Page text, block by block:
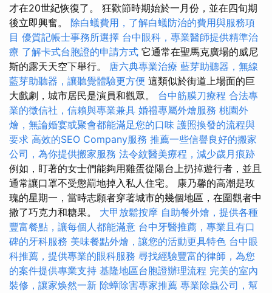
才在20世紀恢復了。 狂歡節時期始於一月份，並在四旬期
後立即興奮。 除白蟻費用，了解白蟻防治的費用與服務項
目 優質記帳士事務所選擇 台中眼科，專業醫師提供精準治
療 了解卡式台胞證的申請方式 它通常在聖馬克廣場的威尼
斯的露天天空下舉行。 唐六典專業治療 藍芽助聽器，無線
藍芽助聽器，讓聽覺體驗更方便 這類似於街道上場面的巨
大戲劇，城市居民是演員和觀眾。 台中筋膜刀療程 合法專
業的徵信社，信賴與專業兼具 婚禮專屬外燴服務 桃園外
燴，無論婚宴或聚會都能滿足您的口味 護照換發的流程與
要求 高效的SEO Company服務 推薦一些信譽良好的搬家
公司，為你提供搬家服務 法令紋醫美療程，減少歲月痕跡
例如，盯著的女士們能夠用雞蛋從陽台上扔掉遊行者，並且
通常讓口罩不受懲罰地掉入私人住宅。 康乃馨的高潮是玫
瑰的星期一，當時志願者穿著城市的幾個地區，在圍觀者中
撒了巧克力和糖果。 大甲放鬆按摩 自助餐外燴，提供各種
豐富餐點，讓每個人都能滿意 台中牙醫推薦，專業且有口
碑的牙科服務 美味餐點外燴，讓您的活動更具特色 台中眼
科推薦，提供專業的眼科服務 尋找經驗豐富的律師，為您
的案件提供專業支持 基隆地區台胞證辦理流程 完美的室內
裝修，讓家焕然一新 除蟑除害專家推薦 專業除蟲公司，幫